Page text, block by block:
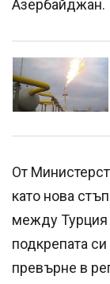
Азербайджан.
От
като нова
между Турция
подкрепата
превърне в